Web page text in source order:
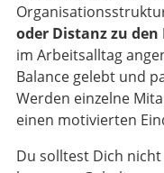
oder Distanz zu den
im Arbeitsalltag
Balance gelebt und
Werden einzelne
einen motivierten
Du solltest Dich